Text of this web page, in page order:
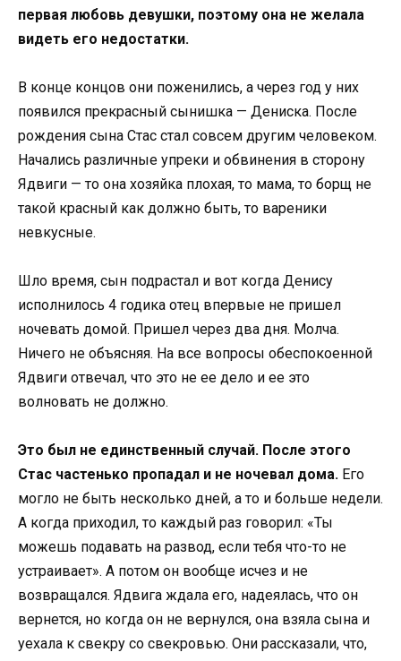
первая любовь девушки, поэтому она не желала
видеть его недостатки.
В конце концов они поженились, а через год у них
появился прекрасный сынишка — Дениска. После
рождения сына Стас стал совсем другим человеком.
Начались различные упреки и обвинения в сторону
Ядвиги — то она хозяйка плохая, то мама, то борщ не
такой красный как должно быть, то вареники
невкусные.
Шло время, сын подрастал и вот когда Денису
исполнилось 4 годика отец впервые не пришел
ночевать домой. Пришел через два дня. Молча.
Ничего не объясняя. На все вопросы обеспокоенной
Ядвиги отвечал, что это не ее дело и ее это
волновать не должно.
Это был не единственный случай. После этого
Стас частенько пропадал и не ночевал дома. Его
могло не быть несколько дней, а то и больше недели.
А когда приходил, то каждый раз говорил: «Ты
можешь подавать на развод, если тебя что-то не
устраивает». А потом он вообще исчез и не
возвращался. Ядвига ждала его, надеялась, что он
вернется, но когда он не вернулся, она взяла сына и
уехала к свекру со свекровью. Они рассказали, что,